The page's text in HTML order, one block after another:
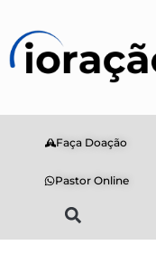
Faça Doação
Pastor Online